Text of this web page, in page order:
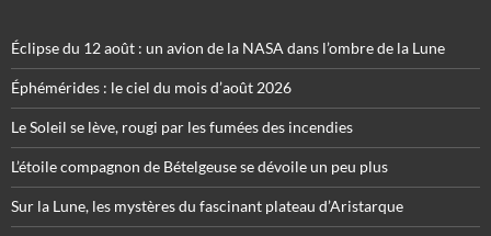
Éclipse du 12 août : un avion de la NASA dans l’ombre de la Lune
Éphémérides : le ciel du mois d’août 2026
Le Soleil se lève, rougi par les fumées des incendies
L’étoile compagnon de Bételgeuse se dévoile un peu plus
Sur la Lune, les mystères du fascinant plateau d’Aristarque